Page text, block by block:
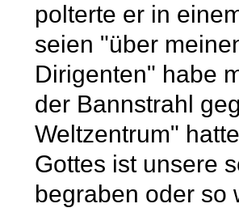
polterte er in
seien "über
Dirigenten" habe
der Bannstrahl
Weltzentrum"
Gottes ist unsere
begraben oder so